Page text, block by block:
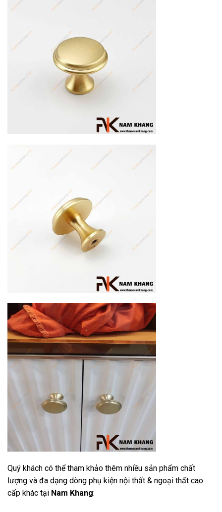
Quý khách có thể tham khảo thêm nhiều sản phẩm chất
lượng và đa dạng dòng phụ kiện nội thất & ngoại thất cao
cấp khác tại Nam Khang: